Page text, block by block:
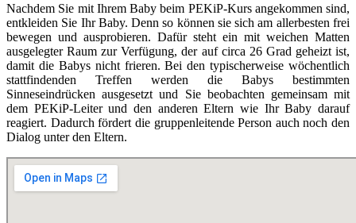
Nachdem Sie mit Ihrem Baby beim PEKiP-Kurs angekommen sind,
entkleiden Sie Ihr Baby. Denn so können sie sich am allerbesten frei
bewegen und ausprobieren. Dafür steht ein mit weichen Matten
ausgelegter Raum zur Verfügung, der auf circa 26 Grad geheizt ist,
damit die Babys nicht frieren. Bei den typischerweise wöchentlich
stattfindenden Treffen werden die Babys bestimmten
Sinneseindrücken ausgesetzt und Sie beobachten gemeinsam mit
dem PEKiP-Leiter und den anderen Eltern wie Ihr Baby darauf
reagiert. Dadurch fördert die gruppenleitende Person auch noch den
Dialog unter den Eltern.